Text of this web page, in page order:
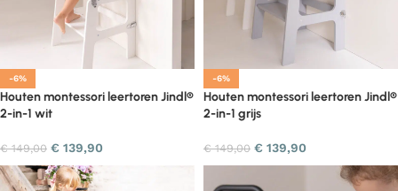
-6%
Houten montessori leertoren Jindl®
2-in-1 wit
€149,00 € 139,90
-6%
Houten montessori leertoren Jindl®
2-in-1 grijs
€149,00 € 139,90